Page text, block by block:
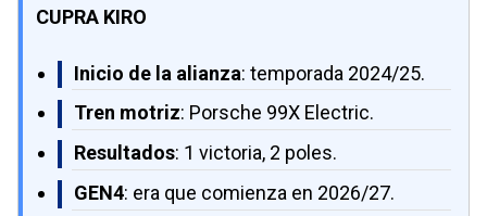
CUPRA KIRO
Inicio de la alianza: temporada 2024/25.
Tren motriz: Porsche 99X Electric.
Resultados: 1 victoria, 2 poles.
GEN4: era que comienza en 2026/27.